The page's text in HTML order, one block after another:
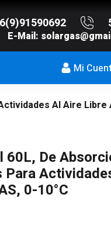
E-Mail:
Mi
Al Aire Libre
De
Para
0-10°C